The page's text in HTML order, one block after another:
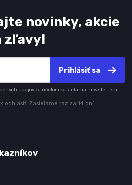
novinky, akcie
zľavy!
Prihlásiť sa
údajovza účelom zasielania newslettera.
odhlásiť. Zasielame raz za 14 dní.